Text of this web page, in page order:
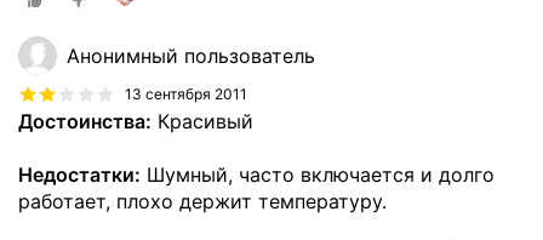
Анонимный пользователь
13 сентября 2011
Достоинства: Красивый
Недостатки: Шумный, часто включается и долго
работает, плохо держит температуру.